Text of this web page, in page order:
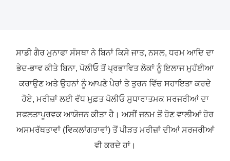
ਸਾਡੀ ਗੈਰ ਮੁਨਾਫਾ ਸੰਸਥਾ ਨੇ ਬਿਨਾਂ ਕਿਸੇ ਜਾਤ, ਨਸਲ, ਧਰਮ ਆਦਿ ਦਾ
ਭੇਦ-ਭਾਵ ਕੀਤੇ ਬਿਨਾ, ਪੋਲੀਓ ਤੋਂ ਪ੍ਰਭਾਵਿਤ ਲੋਕਾਂ ਨੂੰ ਇਲਾਜ ਮੁਹੱਈਆ
ਕਰਾਉਣ ਅਤੇ ਉਹਨਾਂ ਨੂੰ ਆਪਣੇ ਪੈਰਾਂ ਤੇ ਤੁਰਨ ਵਿੱਚ ਸਹਾਇਤਾ ਕਰਦੇ
ਹੋਏ, ਮਰੀਜ਼ਾਂ ਲਈ ਵੱਧ ਮੁਫ਼ਤ ਪੋਲੀਓ ਸੁਧਾਰਾਤਮਕ ਸਰਜਰੀਆਂ ਦਾ
ਸਫਲਤਾਪੂਰਵਕ ਆਯੋਜਨ ਕੀਤਾ ਹੈ। ਅਸੀਂ ਜਨਮ ਤੋਂ ਹੋਣ ਵਾਲੀਆਂ ਹੋਰ
ਅਸਮਰੱਥਤਾਵਾਂ (ਵਿਕਲਾਂਗਤਾਵਾਂ) ਤੋਂ ਪੀੜਤ ਮਰੀਜ਼ਾਂ ਦੀਆਂ ਸਰਜਰੀਆਂ
ਵੀ ਕਰਦੇ ਹਾਂ।